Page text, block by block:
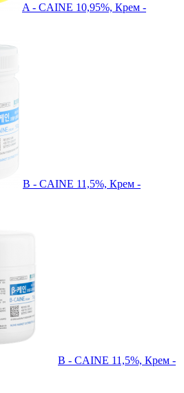
A - CAINE 10,95%, Крем -
B - CAINE 11,5%, Крем -
B - CAINE 11,5%, Крем -